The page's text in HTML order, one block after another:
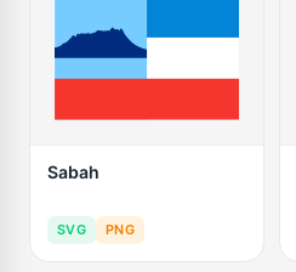
Sabah
SVG PNG